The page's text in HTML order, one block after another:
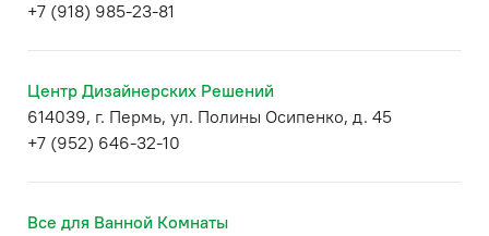
+7 (918) 985-23-81
Центр Дизайнерских Решений
614039, г. Пермь, ул. Полины Осипенко, д. 45
+7 (952) 646-32-10
Все для Ванной Комнаты